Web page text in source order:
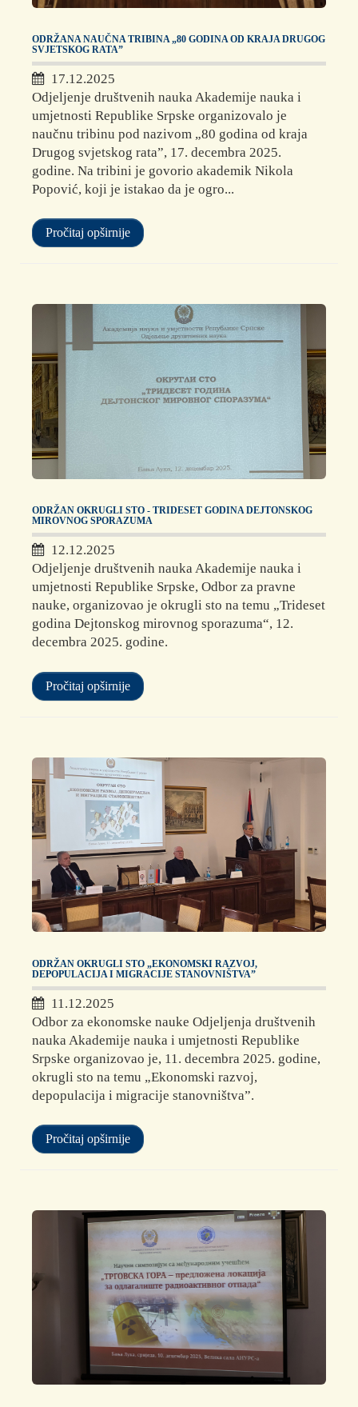
ODRŽANA NAUČNA TRIBINA „80 GODINA OD KRAJA DRUGOG
SVJETSKOG RATA”
17.12.2025
Odjeljenje društvenih nauka Akademije nauka i
umjetnosti Republike Srpske organizovalo je
naučnu tribinu pod nazivom „80 godina od kraja
Drugog svjetskog rata”, 17. decembra 2025.
godine. Na tribini je govorio akademik Nikola
Popović, koji je istakao da je ogro...
Pročitaj opširnije
ODRŽAN OKRUGLI STO - TRIDESET GODINA DEJTONSKOG
MIROVNOG SPORAZUMA
12.12.2025
Odjeljenje društvenih nauka Akademije nauka i
umjetnosti Republike Srpske, Odbor za pravne
nauke, organizovao je okrugli sto na temu „Trideset
godina Dejtonskog mirovnog sporazuma“, 12.
decembra 2025. godine.
Pročitaj opširnije
ODRŽAN OKRUGLI STO „EKONOMSKI RAZVOJ,
DEPOPULACIJA I MIGRACIJE STANOVNIŠTVA”
11.12.2025
Odbor za ekonomske nauke Odjeljenja društvenih
nauka Akademije nauka i umjetnosti Republike
Srpske organizovao je, 11. decembra 2025. godine,
okrugli sto na temu „Ekonomski razvoj,
depopulacija i migracije stanovništva”.
Pročitaj opširnije